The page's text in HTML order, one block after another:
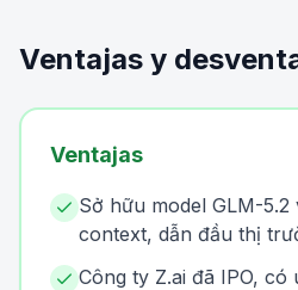
Ventajas y
Ventajas
Sở hữu model GLM-5.2
context, dẫn đầu thị
Công ty Z.ai đã IPO, có